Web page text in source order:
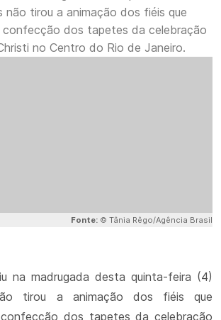
não tirou a animação dos fiéis que
confecção dos tapetes da celebração
no Centro do Rio de Janeiro.
Fonte: © Tânia Rêgo/Agência Brasil
na madrugada desta quinta-feira (4)
tirou a animação dos fiéis que
dos tapetes da celebração